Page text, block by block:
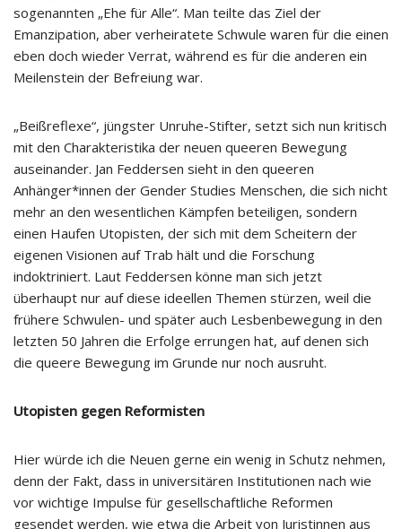
sogenannten „Ehe für Alle“. Man teilte das Ziel der
Emanzipation, aber verheiratete Schwule waren für die einen
eben doch wieder Verrat, während es für die anderen ein
Meilenstein der Befreiung war.
„Beißreflexe“, jüngster Unruhe-Stifter, setzt sich nun kritisch
mit den Charakteristika der neuen queeren Bewegung
auseinander. Jan Feddersen sieht in den queeren
Anhänger*innen der Gender Studies Menschen, die sich nicht
mehr an den wesentlichen Kämpfen beteiligen, sondern
einen Haufen Utopisten, der sich mit dem Scheitern der
eigenen Visionen auf Trab hält und die Forschung
indoktriniert. Laut Feddersen könne man sich jetzt
überhaupt nur auf diese ideellen Themen stürzen, weil die
frühere Schwulen- und später auch Lesbenbewegung in den
letzten 50 Jahren die Erfolge errungen hat, auf denen sich
die queere Bewegung im Grunde nur noch ausruht.
Utopisten gegen Reformisten
Hier würde ich die Neuen gerne ein wenig in Schutz nehmen,
denn der Fakt, dass in universitären Institutionen nach wie
vor wichtige Impulse für gesellschaftliche Reformen
gesendet werden, wie etwa die Arbeit von Juristinnen aus